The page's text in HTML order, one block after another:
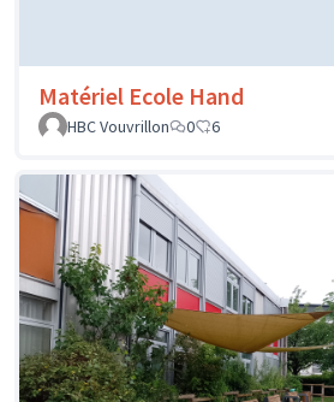
Matériel Ecole Hand
HBC Vouvrillon
0 6